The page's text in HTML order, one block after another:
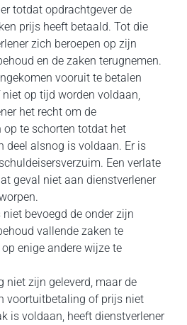
totdat opdrachtgever de
prijs heeft betaald. Tot die
zich beroepen op zijn
en de zaken terugnemen.
vooruit te betalen
op tijd worden voldaan,
het recht om de
op te schorten totdat het
deel alsnog is voldaan. Er is
Een verlate
geval niet aan dienstverlener
niet bevoegd de onder zijn
vallende zaken te
enige andere wijze te
niet zijn geleverd, maar de
voortuitbetaling of prijs niet
is voldaan, heeft dienstverlener